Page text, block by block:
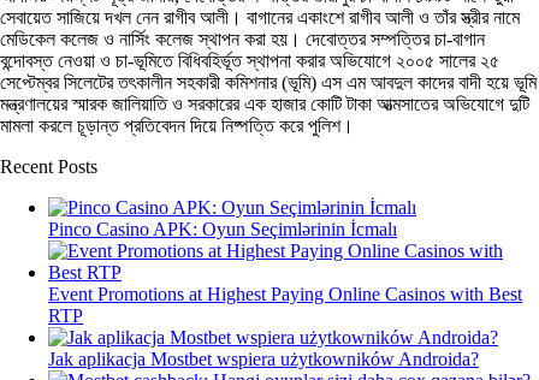
সেবায়েত সাজিয়ে দখল নেন রাগীব আলী। বাগানের একাংশে রাগীব আলী ও তাঁর স্ত্রীর নামে
মেডিকেল কলেজ ও নার্সিং কলেজ স্থাপন করা হয়। দেবোত্তর সম্পত্তির চা-বাগান
বন্দোবস্ত নেওয়া ও চা-ভূমিতে বিধিবহির্ভূত স্থাপনা করার অভিযোগে ২০০৫ সালের ২৫
সেপ্টেম্বর সিলেটের তৎকালীন সহকারী কমিশনার (ভূমি) এস এম আবদুল কাদের বাদী হয়ে ভূমি
মন্ত্রণালয়ের স্মারক জালিয়াতি ও সরকারের এক হাজার কোটি টাকা আত্মসাতের অভিযোগে দুটি
মামলা করলে চূড়ান্ত প্রতিবেদন দিয়ে নিষ্পত্তি করে পুলিশ।
Recent Posts
Pinco Casino APK: Oyun Seçimlərinin İcmalı
Event Promotions at Highest Paying Online Casinos with Best
RTP
Jak aplikacja Mostbet wspiera użytkowników Androida?